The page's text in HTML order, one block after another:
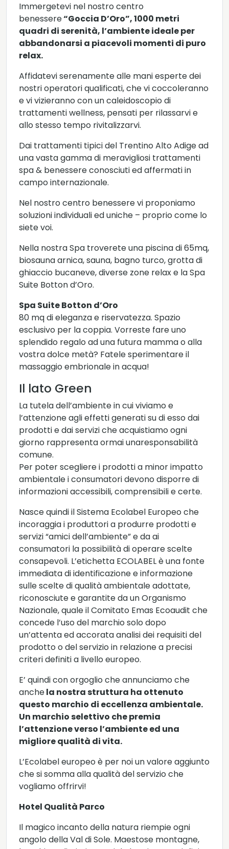
Immergetevi nel nostro centro
benessere“Goccia D’Oro”, 1000 metri
quadri di serenità, l’ambiente ideale per
abbandonarsi a piacevoli momenti di puro
relax.
Affidatevi serenamente alle mani esperte dei
nostri operatori qualificati, che vi coccoleranno
e vi vizieranno con un caleidoscopio di
trattamenti wellness, pensati per rilassarvi e
allo stesso tempo rivitalizzarvi.
Dai trattamenti tipici del Trentino Alto Adige ad
una vasta gamma di meravigliosi trattamenti
spa & benessere conosciuti ed affermati in
campo internazionale.
Nel nostro centro benessere vi proponiamo
soluzioni individuali ed uniche – proprio come lo
siete voi.
Nella nostra Spa troverete una piscina di 65mq,
biosauna arnica, sauna, bagno turco, grotta di
ghiaccio bucaneve, diverse zone relax e la Spa
Suite Botton d’Oro.
Spa Suite Botton d’Oro
80 mq di eleganza e riservatezza. Spazio
esclusivo per la coppia. Vorreste fare uno
splendido regalo ad una futura mamma o alla
vostra dolce metà? Fatele sperimentare il
massaggio embrionale in acqua!
Il lato Green
La tutela dell’ambiente in cui viviamo e
l’attenzione agli effetti generati su di esso dai
prodotti e dai servizi che acquistiamo ogni
giorno rappresenta ormai unaresponsabilità
comune.
Per poter scegliere i prodotti a minor impatto
ambientale i consumatori devono disporre di
informazioni accessibili, comprensibili e certe.
Nasce quindi il Sistema Ecolabel Europeo che
incoraggia i produttori a produrre prodotti e
servizi “amici dell’ambiente” e da ai
consumatori la possibilità di operare scelte
consapevoli. L’etichetta ECOLABEL è una fonte
immediata di identificazione e informazione
sulle scelte di qualità ambientale adottate,
riconosciute e garantite da un Organismo
Nazionale, quale il Comitato Emas Ecoaudit che
concede l’uso del marchio solo dopo
un’attenta ed accorata analisi dei requisiti del
prodotto o del servizio in relazione a precisi
criteri definiti a livello europeo.
E’ quindi con orgoglio che annunciamo che
anchela nostra struttura ha ottenuto
questo marchio di eccellenza ambientale.
Un marchio selettivo che premia
l’attenzione verso l’ambiente ed una
migliore qualità di vita.
L’Ecolabel europeo è per noi un valore aggiunto
che si somma alla qualità del servizio che
vogliamo offrirvi!
Hotel Qualità Parco
Il magico incanto della natura riempie ogni
angolo della Val di Sole. Maestose montagne,